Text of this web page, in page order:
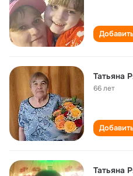
Татьяна
66 лет
Татьяна